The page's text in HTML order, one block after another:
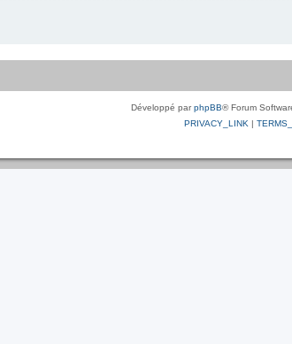
Développé parphpBB® Forum
PRIVACY_LINK |